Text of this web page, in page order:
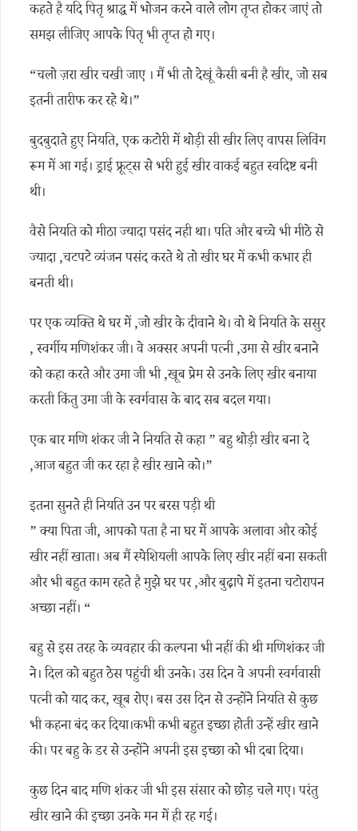
कहते है यदि पितृ श्राद्ध में भोजन करने वाले लोग तृप्त होकर जाएं तो
समझ लीजिए आपके पितृ भी तृप्त हो गए।
“चलो ज़रा खीर चखी जाए । मैं भी तो देखूं कैसी बनी है खीर, जो सब
इतनी तारीफ कर रहे थे।”
बुदबुदाते हुए नियति, एक कटोरी में थोड़ी सी खीर लिए वापस लिविंग
रूम में आ गई। ड्राई फ्रूट्स से भरी हुई खीर वाकई बहुत स्वदिष्ट बनी
थी।
वैसे नियति को मीठा ज्यादा पसंद नही था। पति और बच्चे भी मीठे से
ज्यादा ,चटपटे व्यंजन पसंद करते थे तो खीर घर में कभी कभार ही
बनती थी।
पर एक व्यक्ति थे घर में ,जो खीर के दीवाने थे। वो थे नियति के ससुर
, स्वर्गीय मणिशंकर जी। वे अक्सर अपनी पत्नी ,उमा से खीर बनाने
को कहा करते और उमा जी भी ,खूब प्रेम से उनके लिए खीर बनाया
करती किंतु उमा जी के स्वर्गवास के बाद सब बदल गया।
एक बार मणि शंकर जी ने नियति से कहा ” बहु थोड़ी खीर बना दे
,आज बहुत जी कर रहा है खीर खाने को।”
इतना सुनते ही नियति उन पर बरस पड़ी थी
” क्या पिता जी, आपको पता है ना घर में आपके अलावा और कोई
खीर नहीं खाता। अब मैं स्पेशियली आपके लिए खीर नहीं बना सकती
और भी बहुत काम रहते है मुझे घर पर ,और बुढ़ापे में इतना चटोरापन
अच्छा नहीं। “
बहु से इस तरह के व्यवहार की कल्पना भी नहीं की थी मणिशंकर जी
ने। दिल को बहुत ठेस पहुंची थी उनके। उस दिन वे अपनी स्वर्गवासी
पत्नी को याद कर, खूब रोए। बस उस दिन से उन्होंने नियति से कुछ
भी कहना बंद कर दिया।कभी कभी बहुत इच्छा होती उन्हें खीर खाने
की। पर बहु के डर से उन्होंने अपनी इस इच्छा को भी दबा दिया।
कुछ दिन बाद मणि शंकर जी भी इस संसार को छोड़ चले गए। परंतु
खीर खाने की इच्छा उनके मन में ही रह गई।